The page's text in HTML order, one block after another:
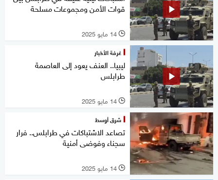
قوات الأمن ومجموعات مسلحة
l 14 مايو 2025
غرفة الأخبار
ليبيا.. العنف يعود إلى العاصمة
طرابلس
l 14 مايو 2025
شرق أوسط
تصاعد الاشتباكات في طرابلس.. فرار
سجناء وفوضى أمنية
l 14 مايو 2025